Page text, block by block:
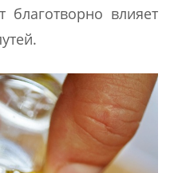
благотворно влияет